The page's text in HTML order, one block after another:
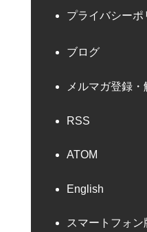
プライバシーポ
ブログ
メルマガ登録・
RSS
ATOM
English
スマートフォン